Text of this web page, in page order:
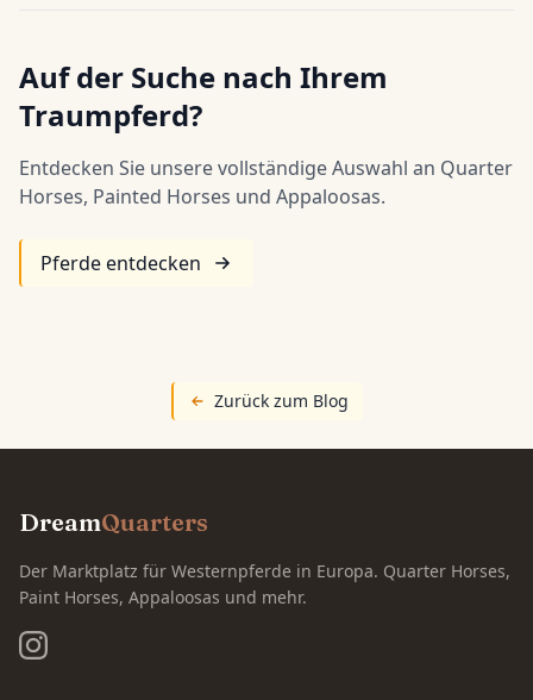
Auf der Suche nach Ihrem
Traumpferd?
Entdecken Sie unsere vollständige Auswahl an Quarter
Horses, Painted Horses und Appaloosas.
Pferde entdecken
Zurück zum Blog
DreamQuarters
Der Marktplatz für Westernpferde in Europa. Quarter Horses,
Paint Horses, Appaloosas und mehr.